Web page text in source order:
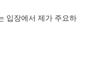
입장에서 제가 주요하